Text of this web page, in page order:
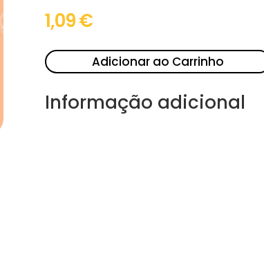
1,09€
Adicionar ao Carrinho
Informação adicional